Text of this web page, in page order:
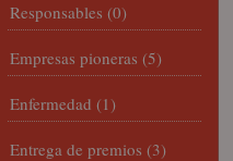
Responsables (0)
Empresas pioneras (5)
Enfermedad (1)
Entrega de premios (3)